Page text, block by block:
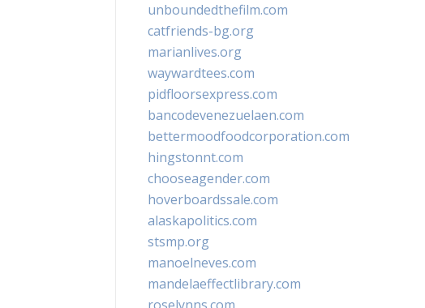
unboundedthefilm.com
catfriends-bg.org
marianlives.org
waywardtees.com
pidfloorsexpress.com
bancodevenezuelaen.com
bettermoodfoodcorporation.com
hingstonnt.com
chooseagender.com
hoverboardssale.com
alaskapolitics.com
stsmp.org
manoelneves.com
mandelaeffectlibrary.com